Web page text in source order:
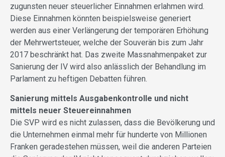
zugunsten neuer steuerlicher Einnahmen erlahmen wird.
Diese Einnahmen könnten beispielsweise generiert
werden aus einer Verlängerung der temporären Erhöhung
der Mehrwertsteuer, welche der Souverän bis zum Jahr
2017 beschränkt hat. Das zweite Massnahmenpaket zur
Sanierung der IV wird also anlässlich der Behandlung im
Parlament zu heftigen Debatten führen.
Sanierung mittels Ausgabenkontrolle und nicht
mittels neuer Steuereinnahmen
Die SVP wird es nicht zulassen, dass die Bevölkerung und
die Unternehmen einmal mehr für hunderte von Millionen
Franken geradestehen müssen, weil die anderen Parteien